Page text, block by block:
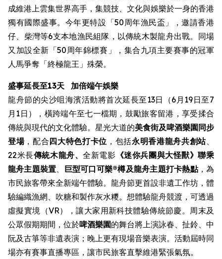
成維港上雲集世界高手，集競技、文化與娛樂於一身的香港
獨有國際盛事。今年更特設「50周年漁民盃」，邀請香港
仔、柴灣等6支本地漁民組隊，以傳統木製龍舟出戰。同場
又加設全新「50周年錦標賽」，集合九項主要賽事的冠軍
人馬爭奪「終極龍王」殊榮。
盛事延長至13天
加倍端午娛樂
龍舟節的尖沙咀海濱活動將首次延長至13日（6月19日至7
月1日），橫跨端午至七一檔期，鼓勵旅客留港，享受揉合
傳統與現代的文化體驗。星光大道的美食街及啤酒樂園同步
登場，配合四大特色打卡位 ，包括永明香港龍舟共創站、
22米長傳統木龍舟、全新電影 《迷你兵團與大怪獸》聯乘
龍舟主題裝置、 巨型可口可樂®樽及龍舟主題打卡熱點，為
市民旅客帶來全新端午體驗。龍舟節更首設非遺工作坊，體
驗編織漁網、吹糖和製作灰水糭。想體驗龍舟競渡，可透過
虛擬實境（VR），讓大家用新科技體驗傳統節慶。周末及
公眾假期期間，位於啤酒樂園的舞台將上演詠春、扯鈴、中
阮及古箏等非遺表演；晚上更有現場音樂表演。活動屆時同
場亦有賽事直播專區，讓市民旅客直擊維港緊張氣氛。